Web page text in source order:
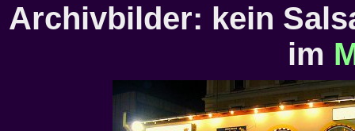
Archivbilder: kein
im